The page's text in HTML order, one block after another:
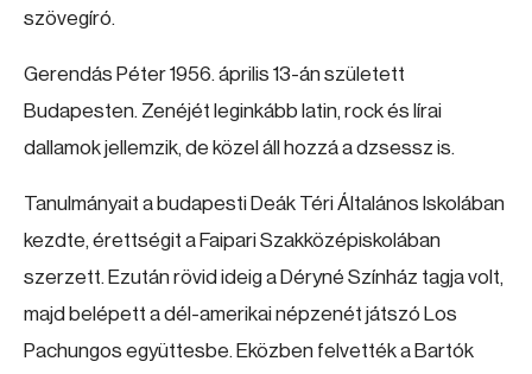
szövegíró.
Gerendás Péter 1956. április 13-án született
Budapesten. Zenéjét leginkább latin, rock és lírai
dallamok jellemzik, de közel áll hozzá a dzsessz is.
Tanulmányait a budapesti Deák Téri Általános Iskolában
kezdte, érettségit a Faipari Szakközépiskolában
szerzett. Ezután rövid ideig a Déryné Színház tagja volt,
majd belépett a dél-amerikai népzenét játszó Los
Pachungos együttesbe. Eközben felvették a Bartók